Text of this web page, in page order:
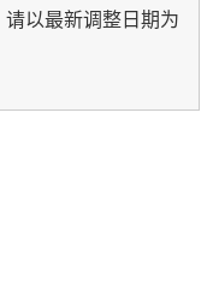
以最新调整日期为